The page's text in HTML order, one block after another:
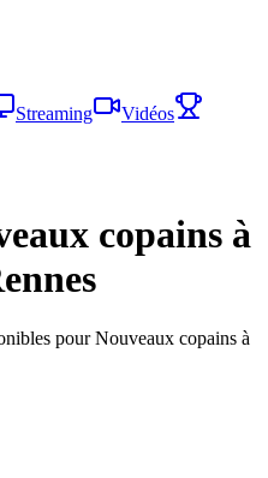
Streaming
Vidéos
copains à
pour Nouveaux copains à